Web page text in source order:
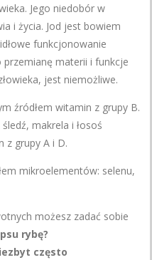
Jego niedobór w
i życia. Jod jest bowiem
funkcjonowanie
przemianę materii i funkcje
jest niemożliwe.
źródłem witamin z grupy B.
makrela i łosoś
z grupy A i D.
mikroelementów: selenu,
możesz zadać sobie
rybę?
często